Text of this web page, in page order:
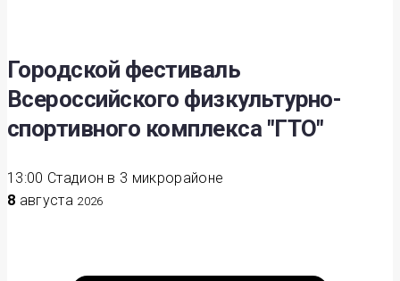
Городской фестиваль
Всероссийского физкультурно-
спортивного комплекса "ГТО"
13:00 Стадион в 3 микрорайоне
8 августа 2026